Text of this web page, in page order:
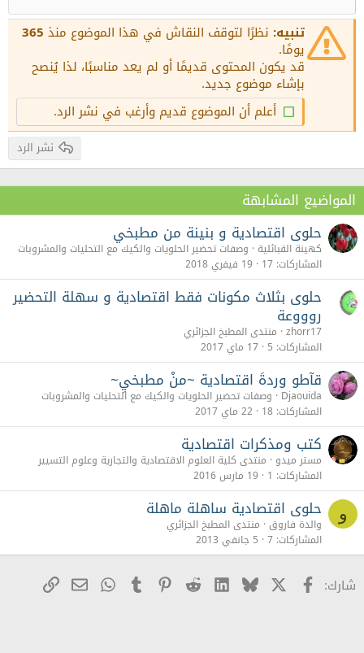
15
18
22
26
Georgia
Times New Roman
Trebuchet MS
Verdana
Justify text
عنوان 2
عنوان 3 تنبيه: نظرًا لتوقف النقاش في هذا الموضوع منذ 365
يومًا.
قد يكون المحتوى قديمًا أو لم يعد مناسبًا، لذا يُنصح
بإشاء موضوع جديد.
أعلم أن الموضوع قديم وأرغب في نشر الرد.
نشر الرد
المواضيع المشابهة
حلوى اقتصادية و بنينة من مطبخي
كهينة القبائلية وصفات تحضير الحلويات والكيك مع التحليات والمشروبات
المشاركات 17 19 فيفري 2018
حلوى بثلاث مكونات فقط اقتصادية و سهلة التحضير
روووعة
zhorr17 منتدى المطبخ الجزائري
المشاركات 5 17 ماي 2017
قآطو وردةَ اقتصادية ~منْ مطبخيِ~
Djaouida وصفات تحضير الحلويات والكيك مع التحليات والمشروبات
المشاركات 18 22 ماي 2017
كتب ومذكرات اقتصادية
مستر ميدو منتدى كلية العلوم الاقتصادية والتجارية وعلوم التسيير
المشاركات 1 19 مارس 2016
و حلوى اقتصادية ساهلة ماهلة
والدة فاروق منتدى المطبخ الجزائري
المشاركات 7 5 جانفي 2013
شارك: Facebook
X
Bluesky
LinkedIn
Reddit
Pinterest
Tumblr
WhatsApp
البريدرابط